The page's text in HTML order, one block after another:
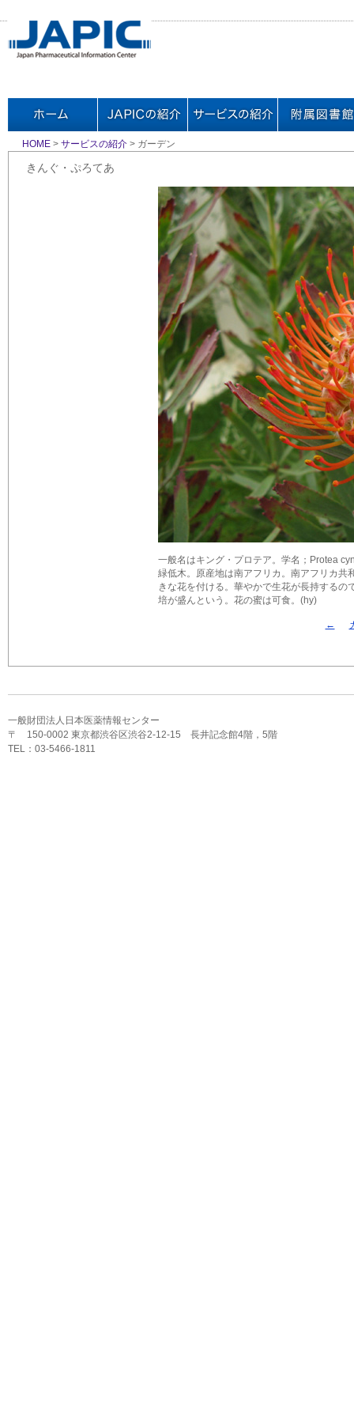
HOME > サービスの紹介 > ガーデン
きんぐ・ぷろてあ
一般名はキング・プロテア。学名；Protea
緑低木。原産地は南アフリカ。南アフリカ共
きな花を付ける。華やかで生花が長持する
培が盛んという。花の蜜は可食。(hy)
←
一般財団法人日本医薬情報センター
〒 150-0002 東京都渋谷区渋谷2-12-15 長井記念館4階，5階
TEL：03-5466-1811